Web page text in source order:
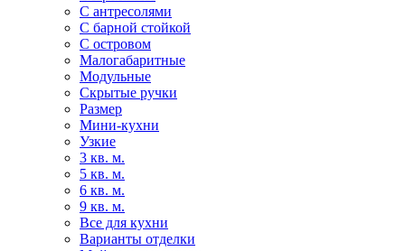
С антресолями
С барной стойкой
С островом
Малогабаритные
Модульные
Скрытые ручки
Размер
Мини-кухни
Узкие
3 кв. м.
5 кв. м.
6 кв. м.
9 кв. м.
Все для кухни
Варианты отделки